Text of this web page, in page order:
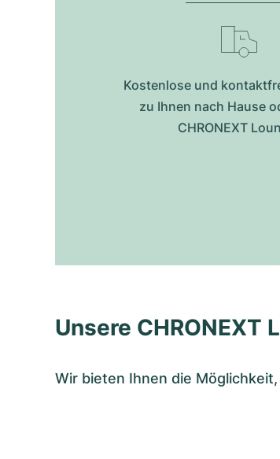
Kostenlose und
zu Ihnen nach Hause
CHRONEXT
Unsere CHRONEXT
Wir bieten Ihnen die